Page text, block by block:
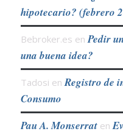
hipotecario? (febrero
Bebroker.es enPedir
una buena idea?
Tadosi enRegistro de
Consumo
Pau A. Monserraten